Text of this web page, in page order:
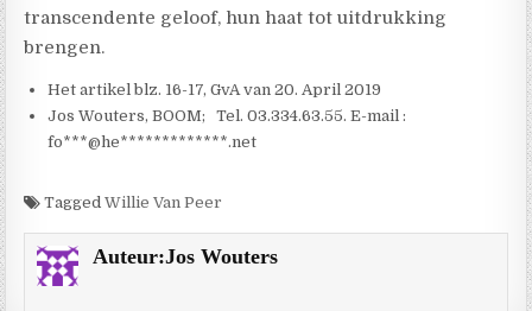
transcendente geloof, hun haat tot uitdrukking
brengen.
Het artikel blz. 16-17, GvA van 20. April 2019
Jos Wouters, BOOM; Tel. 03.334.63.55. E-mail :
fo***@he*************.net
TaggedWillie Van Peer
Auteur:Jos Wouters